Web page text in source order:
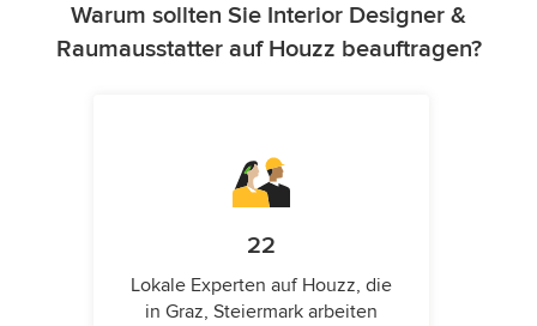
Warum sollten Sie Interior Designer &
Raumausstatter auf Houzz beauftragen?
22
Lokale Experten auf Houzz, die
in Graz, Steiermark arbeiten